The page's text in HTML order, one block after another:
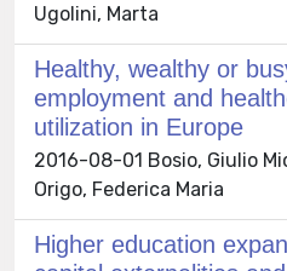
Ugolini, Marta
Healthy, wealthy or
employment and
utilization in Europe
2016-08-01 Bosio, Giulio
Origo, Federica Maria
Higher education